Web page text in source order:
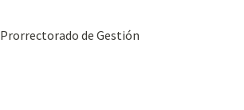
Prorrectorado de Gestión